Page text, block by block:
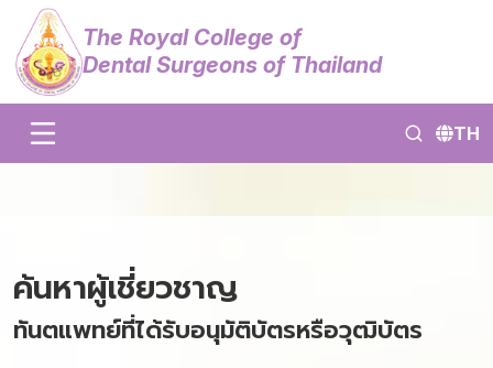
The Royal College of
Dental Surgeons of Thailand
TH
ค้นหาผู้เชี่ยวชาญ
ทันตแพทย์ที่ได้รับอนุมัติบัตรหรือวุฒิบัตร